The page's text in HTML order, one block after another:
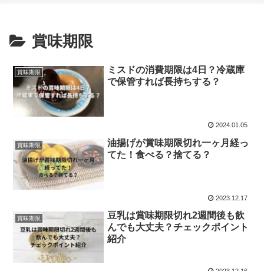
賞味期限
賞味期限
ミスドの消費期限は4日？冷蔵庫
で保管すれば長持ちする？
2024.01.05
賞味期限
油揚げが賞味期限切れ一ヶ月経っ
てた！食べる？捨てる？
2023.12.17
賞味期限
豆乳は賞味期限切れ2週間後も飲
んでも大丈夫？チェックポイント
紹介